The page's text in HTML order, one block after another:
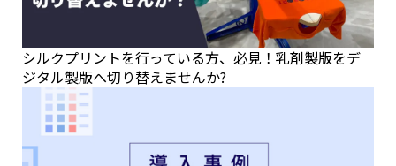
シルクプリントを行っている方、必見！乳剤製版をデ
ジタル製版へ切り替えませんか?